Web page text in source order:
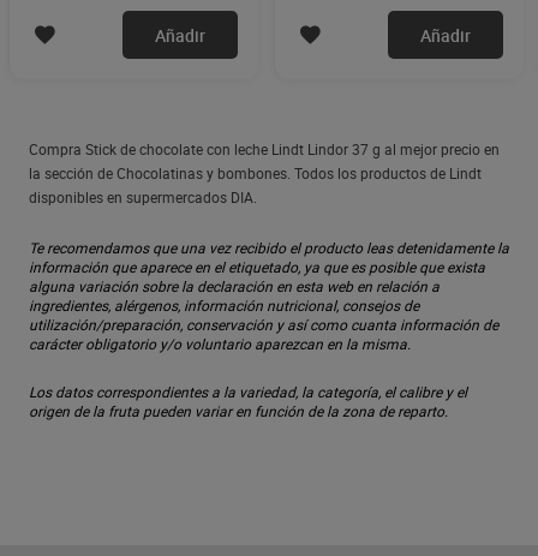
Añadir Añadir
Compra Stick de chocolate con leche Lindt Lindor 37 g al mejor precio en
la sección de Chocolatinas y bombones. Todos los productos de Lindt
disponibles en supermercados DIA.
Te recomendamos que una vez recibido el producto leas detenidamente la
información que aparece en el etiquetado, ya que es posible que exista
alguna variación sobre la declaración en esta web en relación a
ingredientes, alérgenos, información nutricional, consejos de
utilización/preparación, conservación y así como cuanta información de
carácter obligatorio y/o voluntario aparezcan en la misma.
Los datos correspondientes a la variedad, la categoría, el calibre y el
origen de la fruta pueden variar en función de la zona de reparto.